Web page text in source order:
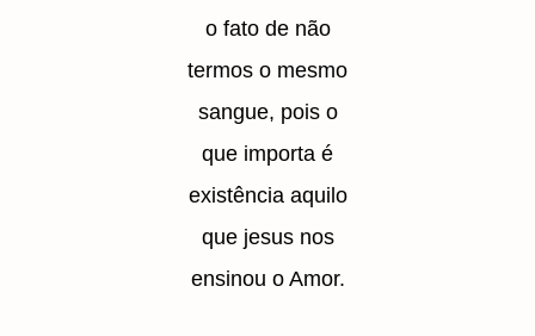
o fato de não
termos o mesmo
sangue, pois o
que importa é
existência aquilo
que jesus nos
ensinou o Amor.